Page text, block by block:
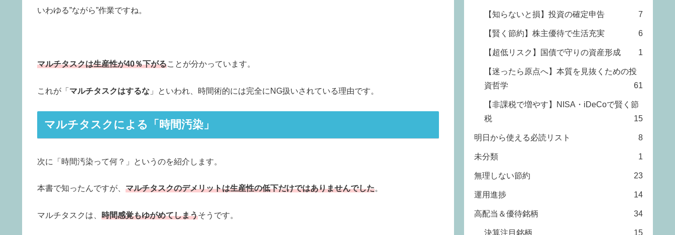
いわゆる”ながら”作業ですね。
マルチタスクは生産性が40％下がることが分かっています。
これが「 マルチタスクはするな 」といわれ、時間術的には完全にNG扱いされている理由です。
マルチタスクによる「時間汚染」
次に「時間汚染って何？」というのを紹介します。
本書で知ったんですが、 マルチタスクのデメリットは生産性の低下だけではありませんでした。
マルチタスクは、 時間感覚もゆがめてしまうそうです。
【知らないと損】投資の確定申告 7
【賢く節約】株主優待で生活充実 6
【超低リスク】国債で守りの資産形成 1
【迷ったら原点へ】本質を見抜くための投
資哲学
61
【非課税で増やす】NISA・iDeCoで賢く節
税
15
明日から使える必読リスト 8
未分類 1
無理しない節約 23
運用進捗 14
高配当＆優待銘柄 34
決算注目銘柄 15